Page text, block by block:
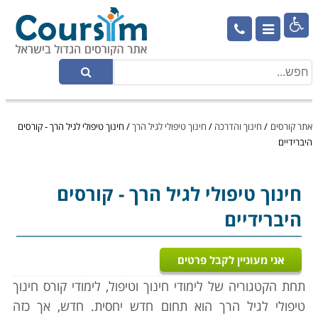

אתר קורסים / חינוך והדרכה / חינוך טיפולי לגיל הרך/ חינוך טיפולי לגיל הרך - קורסים
היברידיים
חינוך טיפולי לגיל הרך- קורסים
היברידיים
אני מעוניין לקבל פרטים
תחת הקטגוריה של לימודי חינוך וטיפול, לימודי קורס חינוך
טיפולי לגיל הרך הוא תחום חדש יחסית. חדש, אך כזה